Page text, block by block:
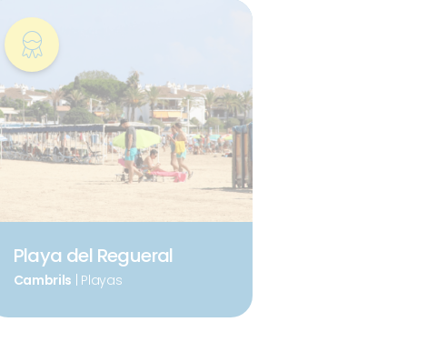
Playa del Regueral
Cambrils | Playas